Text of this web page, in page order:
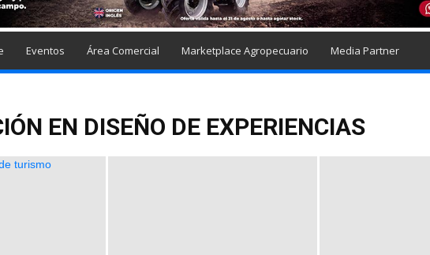
Eventos Área Comercial Marketplace Agropecuario Media Partner
EN DISEÑO DE EXPERIENCIAS